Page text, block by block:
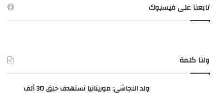
تابعنا على فيسبوك
ولنا كلمة
ولد النجاشي: موريتانيا تستهدف خلق 30 ألف